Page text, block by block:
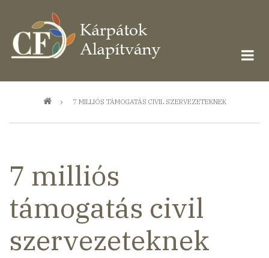
tartalomra
Morzsa 7 MILLIÓS TÁMOGATÁS CIVIL SZERVEZETEKNEK
7 milliós
támogatás civil
szervezeteknek